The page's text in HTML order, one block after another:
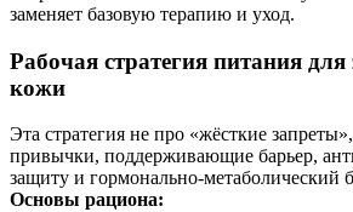
заменяет базовую терапию и уход.
Рабочая стратегия питания
кожи
Эта стратегия не про «жёсткие
привычки, поддерживающие барьер,
защиту и гормонально‑метаболический
Основы рациона: